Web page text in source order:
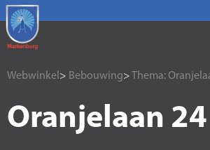
Webwinkel > Bebouwing> Thema:
Oranjelaan 24